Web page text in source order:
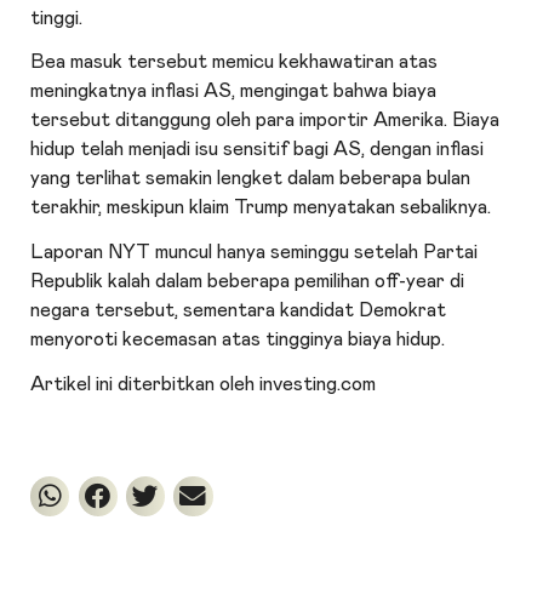
tinggi.
Bea masuk tersebut memicu kekhawatiran atas
meningkatnya inflasi AS, mengingat bahwa biaya
tersebut ditanggung oleh para importir Amerika. Biaya
hidup telah menjadi isu sensitif bagi AS, dengan inflasi
yang terlihat semakin lengket dalam beberapa bulan
terakhir, meskipun klaim Trump menyatakan sebaliknya.
Laporan NYT muncul hanya seminggu setelah Partai
Republik kalah dalam beberapa pemilihan off-year di
negara tersebut, sementara kandidat Demokrat
menyoroti kecemasan atas tingginya biaya hidup.
Artikel ini diterbitkan oleh investing.com